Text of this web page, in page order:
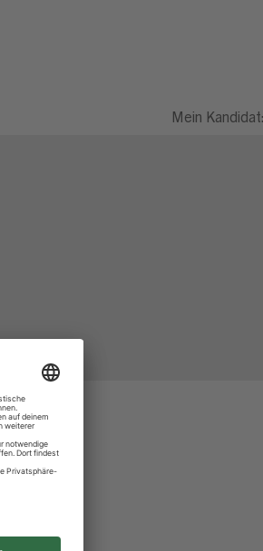
Mein